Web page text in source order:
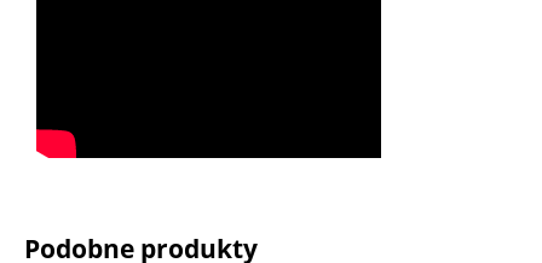
Podobne produkty